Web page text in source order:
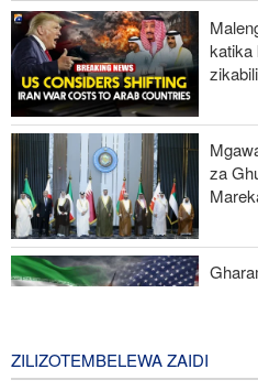
IRGC: Watu 8 wenye silaha
kigaidi watiwa nguvuni kusini-
Ripoti: Mashambulio ya Marekani
raia Yemen mwaka jana;
wahanga
Raia zaidi ya 300 waliotekwa
operesheni kubwa
Mbu vamizi azua hofu ya malaria
katika
za
ZILIZOTEMBELEWA ZAIDI